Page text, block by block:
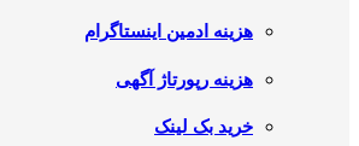
هزینه ادمین اینستاگرام
هزینه رپورتاژ آگهی
خرید بک لینک